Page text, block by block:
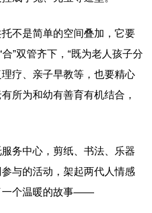
不是简单的空间叠加，它要
”双管齐下，“既为老人孩子分
疗、亲子早教等，也要精心
所为和幼有善育有机结合，
务中心，剪纸、书法、乐器
与的活动，架起两代人情感
一个温暖的故事——